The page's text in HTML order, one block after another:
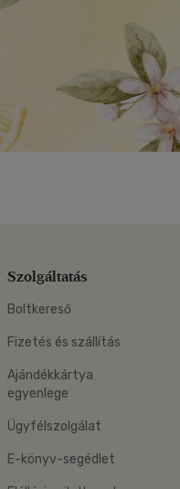
Szolgáltatás
Boltkereső
Fizetés és szállítás
Ajándékkártya
egyenlege
Ügyfélszolgálat
E-könyv-segédlet